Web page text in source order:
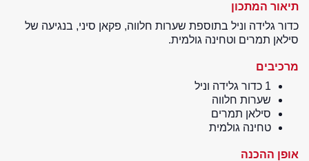
תיאור המתכון
כדור גלידה וניל בתוספת שערות חלווה, פקאן סיני, בנגיעה של
סילאן תמרים וטחינה גולמית.
מרכיבים
1 כדור גלידה וניל
שערות חלווה
סילאן תמרים
טחינה גולמית
אופן ההכנה